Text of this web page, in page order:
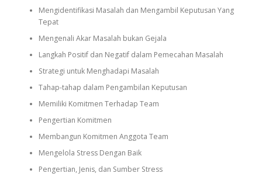
Mengidentifikasi Masalah dan Mengambil Keputusan Yang
Tepat
Mengenali Akar Masalah bukan Gejala
Langkah Positif dan Negatif dalam Pemecahan Masalah
Strategi untuk Menghadapi Masalah
Tahap-tahap dalam Pengambilan Keputusan
Memiliki Komitmen Terhadap Team
Pengertian Komitmen
Membangun Komitmen Anggota Team
Mengelola Stress Dengan Baik
Pengertian, Jenis, dan Sumber Stress